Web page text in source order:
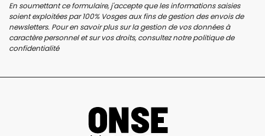
En soumettant ce formulaire, j'accepte que les informations saisies
soient exploitées par 100% Vosges aux fins de gestion des envois de
newsletters. Pour en savoir plus sur la gestion de vos données à
caractère personnel et sur vos droits, consultez notrepolitique de
confidentialité